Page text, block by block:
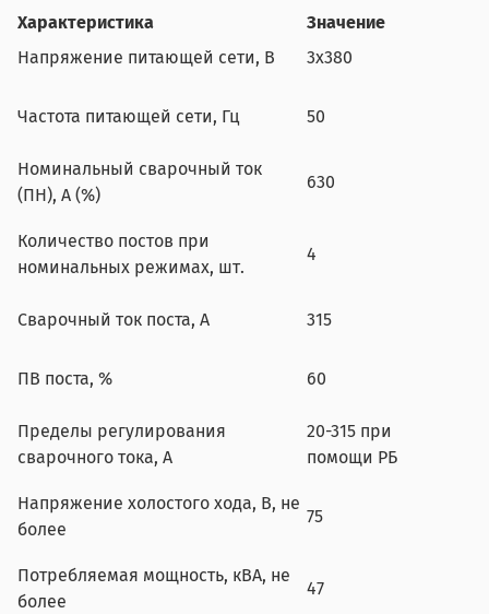
Характеристика
Значение
Напряжение питающей сети, В
3х380
Частота питающей сети, Гц 50
Номинальный сварочный ток
(ПН), А (%)
630
Количество постов при
номинальных режимах, шт.
4
Сварочный ток поста, A 315
ПВ поста, % 60
Пределы регулирования
сварочного тока, А
20-315 при
помощи РБ
Напряжение холостого хода, В, не
более
75
Потребляемая мощность, кВА, не
более
47